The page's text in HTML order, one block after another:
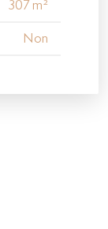
307 m²
Non